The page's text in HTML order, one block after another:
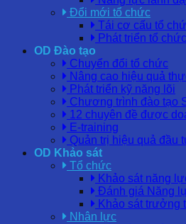
Đổi mới tổ chức
Tái cơ cấu tổ
Phát triển tổ
OD Đào tạo
Chuyển đổi tổ chức
Nâng cao hiệu quả
Phát triển kỹ năng lõi
Chương trình đào tạo
12 chuyên đề được
E-training
Quản trị hiệu quả đầu
OD Khảo sát
Tổ chức
Khảo sát năng
Đánh giá Năng
Khảo sát trưởng
Nhân lực